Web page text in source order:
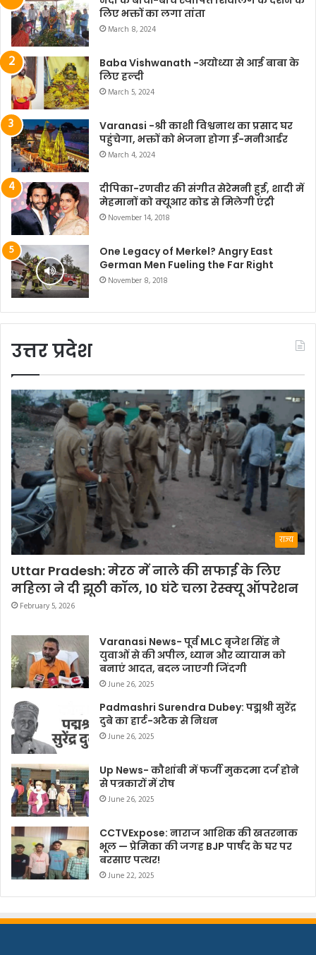
लिए भक्तों का लगा तांता
March 8, 2024
Baba Vishwanath -अयोध्या से आई बाबा के
लिए हल्दी
March 5, 2024
Varanasi -श्री काशी विश्वनाथ का प्रसाद घर
पहुंचेगा, भक्तों को भेजना होगा ई-मनीआर्डर
March 4, 2024
दीपिका-रणवीर की संगीत सेरेमनी हुई, शादी में
मेहमानों को क्यूआर कोड से मिलेगी एंट्री
November 14, 2018
One Legacy of Merkel? Angry East
German Men Fueling the Far Right
November 8, 2018
उत्तर प्रदेश
राज्य
Uttar Pradesh: मेरठ में नाले की सफाई के लिए
महिला ने दी झूठी कॉल, 10 घंटे चला रेस्क्यू ऑपरेशन
February 5, 2026
Varanasi News- पूर्व MLC बृजेश सिंह ने
युवाओं से की अपील, ध्यान और व्यायाम को
बनाएं आदत, बदल जाएगी जिंदगी
June 26, 2025
Padmashri Surendra Dubey: पद्मश्री सुरेंद्र
दुबे का हार्ट-अटैक से निधन
June 26, 2025
Up News- कौशांबी में फर्जी मुकदमा दर्ज होने
से पत्रकारों में रोष
June 26, 2025
CCTVExpose: नाराज आशिक की खतरनाक
भूल — प्रेमिका की जगह BJP पार्षद के घर पर
बरसाए पत्थर!
June 22, 2025